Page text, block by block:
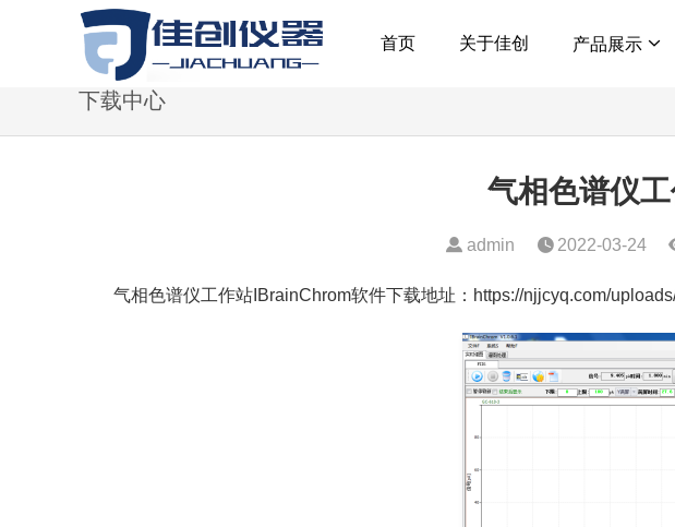
首页 关于佳创 产品展示
下载中心
气相色谱仪
admin 2022-03-24
气相色谱仪工作站IBrainChrom软件下载地址： https://njjcyq.com/